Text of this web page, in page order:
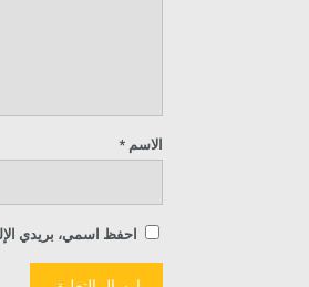
الاسم*
احفظ اسمي، بريدي